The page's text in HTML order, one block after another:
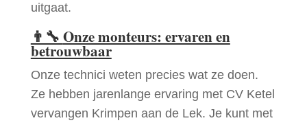
uitgaat.
👨‍🔧 Onze monteurs: ervaren en
betrouwbaar
Onze technici weten precies wat ze doen.
Ze hebben jarenlange ervaring met CV Ketel
vervangen Krimpen aan de Lek. Je kunt met